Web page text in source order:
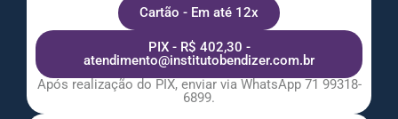
Cartão - Em até 12x
PIX - R$ 402,30 -
atendimento@institutobendizer.com.br
Após realização do PIX, enviar via WhatsApp 71 99318-
6899.